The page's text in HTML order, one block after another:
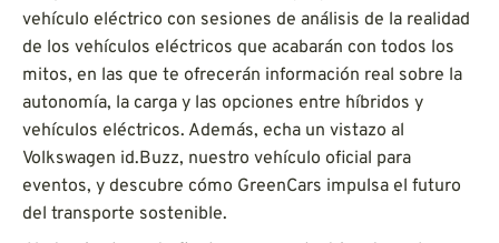
vehículo eléctrico con sesiones de análisis de la realidad
de los vehículos eléctricos que acabarán con todos los
mitos, en las que te ofrecerán información real sobre la
autonomía, la carga y las opciones entre híbridos y
vehículos eléctricos. Además, echa un vistazo al
Volkswagen id.Buzz, nuestro vehículo oficial para
eventos, y descubre cómo GreenCars impulsa el futuro
del transporte sostenible.